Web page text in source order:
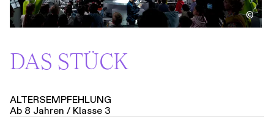
©
DAS STÜCK
ALTERSEMPFEHLUNG
Ab 8 Jahren / Klasse 3